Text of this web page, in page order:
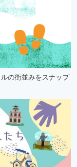
の街並みをスナップ